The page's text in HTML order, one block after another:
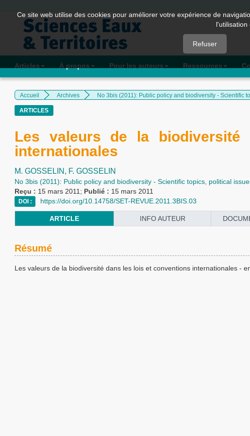
Quick
jump
page
content
Navigation
Main
Content
Articles À propos Pour les auteurs Ressources
Accueil Archives No 3bis (2011): Public policy and biodiversity - Scientific
ARTICLES
Les valeurs de la
internationales
M. GOSSELIN, F. GOSSELIN
No 3bis (2011): Public policy and biodiversity - Scientific topics, political
Reçu : 15 mars 2011; Publié : 15 mars 2011
DOI : https://doi.org/10.14758/SET-REVUE.2011.3BIS.03
ARTICLE INFO AUTEUR
Résumé
Les valeurs de la biodiversité dans les lois et conventions internationales -
Ce site web utilise des cookies pour améliorer votre expérience de
l'utilisation
Refuser